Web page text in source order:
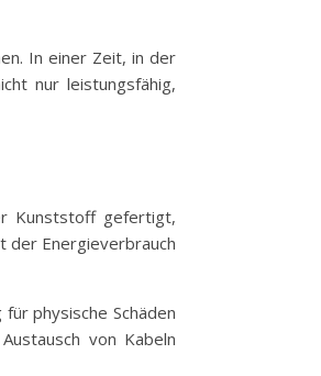
In einer Zeit, in der
nur leistungsfähig,
Kunststoff gefertigt,
der Energieverbrauch
physische Schäden
von Kabeln